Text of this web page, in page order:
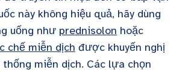
này không hiệu quả, hãy dùng
uống như prednisolon hoặc
chế miễn dịch được khuyến nghị
miễn dịch. Các lựa chọn